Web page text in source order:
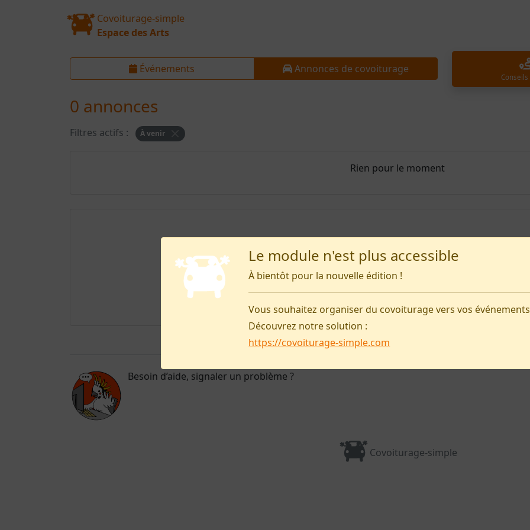
Le module n'est plus accessible
À bientôt pour la nouvelle édition !
Vous souhaitez organiser du covoiturage vers vos
Découvrez notre solution :
https://covoiturage-simple.com
Covoiturage-simple
Espace des Arts
Événements Annonces de covoiturage
0 annonces
Filtres actifs :
À venir
Rien pour le moment
Pas d'annonce pour le moment !
Préparer ma venue
Besoin d’aide, signaler un problème ?
Covoiturage-simple